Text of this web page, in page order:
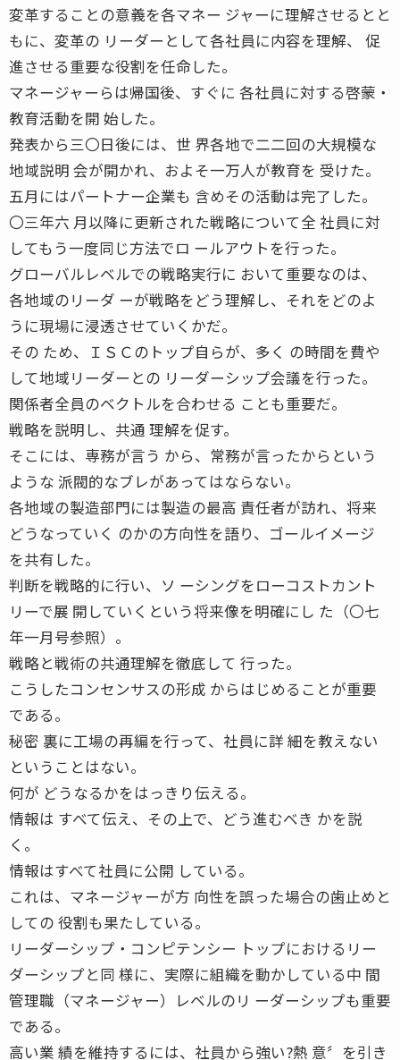
変革することの意義を各マネー ジャーに理解させるとと
もに、変革の リーダーとして各社員に内容を理解、 促
進させる重要な役割を任命した。
マネージャーらは帰国後、すぐに 各社員に対する啓蒙・
教育活動を開 始した。
発表から三〇日後には、世 界各地で二二回の大規模な
地域説明 会が開かれ、およそ一万人が教育を 受けた。
五月にはパートナー企業も 含めその活動は完了した。
〇三年六 月以降に更新された戦略について全 社員に対
してもう一度同じ方法でロ ールアウトを行った。
グローバルレベルでの戦略実行に おいて重要なのは、
各地域のリーダ ーが戦略をどう理解し、それをどのよ
うに現場に浸透させていくかだ。
その ため、ＩＳＣのトップ自らが、多く の時間を費や
して地域リーダーとの リーダーシップ会議を行った。
関係者全員のベクトルを合わせる ことも重要だ。
戦略を説明し、共通 理解を促す。
そこには、専務が言う から、常務が言ったからという
ような 派閥的なブレがあってはならない。
各地域の製造部門には製造の最高 責任者が訪れ、将来
どうなっていく のかの方向性を語り、ゴールイメージ
を共有した。
判断を戦略的に行い、ソ ーシングをローコストカント
リーで展 開していくという将来像を明確にし た（〇七
年一月号参照）。
戦略と戦術の共通理解を徹底して 行った。
こうしたコンセンサスの形成 からはじめることが重要
である。
秘密 裏に工場の再編を行って、社員に詳 細を教えない
ということはない。
何が どうなるかをはっきり伝える。
情報は すべて伝え、その上で、どう進むべき かを説
く。
情報はすべて社員に公開 している。
これは、マネージャーが方 向性を誤った場合の歯止めと
しての 役割も果たしている。
リーダーシップ・コンピテンシー トップにおけるリー
ダーシップと同 様に、実際に組織を動かしている中 間
管理職（マネージャー）レベルのリ ーダーシップも重要
である。
高い業 績を維持するには、社員から強い?熱 意〞を引き